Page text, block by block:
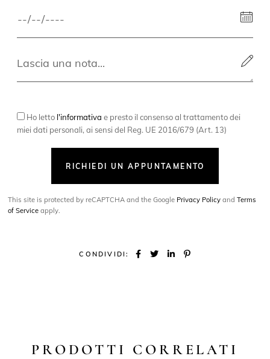
Ho letto l'informativa e presto il consenso al trattamento dei
miei dati personali, ai sensi del Reg. UE 2016/679 (Art. 13)
RICHIEDI UN APPUNTAMENTO
This site is protected by reCAPTCHA and the Google Privacy Policy andTerms
of Service apply.
CONDIVIDI:
PRODOTTI CORRELATI